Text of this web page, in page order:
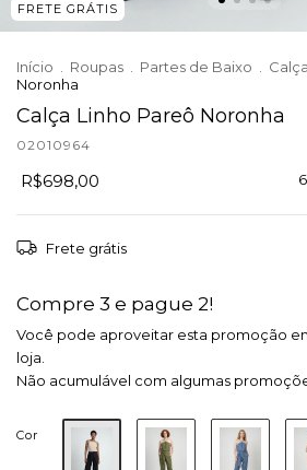
FRETE GRÁTIS
Início Roupas Partes de Baixo
Noronha
Calça Linho Pareô Noronha
02010964
R$698,00 6
Frete grátis
Compre 3 e pague 2!
Você pode aproveitar esta promoção
loja.
Não acumulável com algumas
Cor